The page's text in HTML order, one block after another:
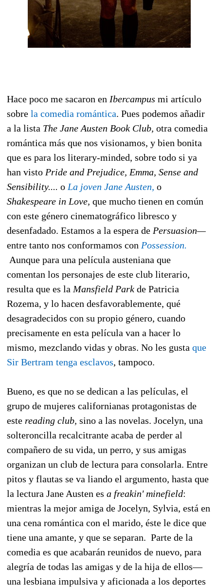
Hace poco me sacaron en Ibercampus mi artículo
sobre la comedia romántica. Pues podemos añadir
a la lista The Jane Austen Book Club, otra comedia
romántica más que nos visionamos, y bien bonita
que es para los literary-minded, sobre todo si ya
han visto Pride and Prejudice, Emma, Sense and
Sensibility.... o La joven Jane Austen, o
Shakespeare in Love, que mucho tienen en común
con este género cinematográfico libresco y
desenfadado. Estamos a la espera de Persuasion—
entre tanto nos conformamos con Possession.
Aunque para una película austeniana que
comentan los personajes de este club literario,
resulta que es la Mansfield Park de Patricia
Rozema, y lo hacen desfavorablemente, qué
desagradecidos con su propio género, cuando
precisamente en esta película van a hacer lo
mismo, mezclando vidas y obras. No les gusta que
Sir Bertram tenga esclavos, tampoco.
Bueno, es que no se dedican a las películas, el
grupo de mujeres californianas protagonistas de
este reading club, sino a las novelas. Jocelyn, una
solteroncilla recalcitrante acaba de perder al
compañero de su vida, un perro, y sus amigas
organizan un club de lectura para consolarla. Entre
pitos y flautas se va liando el argumento, hasta que
la lectura Jane Austen es a freakin' minefield:
mientras la mejor amiga de Jocelyn, Sylvia, está en
una cena romántica con el marido, éste le dice que
tiene una amante, y que se separan. Parte de la
comedia es que acabarán reunidos de nuevo, para
alegría de todas las amigas y de la hija de ellos—
una lesbiana impulsiva y aficionada a los deportes